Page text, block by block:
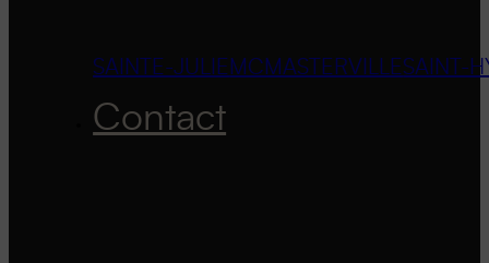
SAINTE-JULIE MCMASTERVILLESAINT-
Contact